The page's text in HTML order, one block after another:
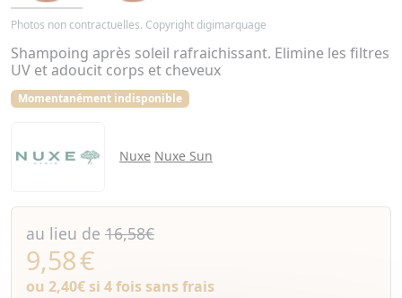
Photos non contractuelles. Copyright digimarquage
Shampoing après soleil rafraichissant. Elimine les filtres
UV et adoucit corps et cheveux
Momentanément indisponible
Nuxe Nuxe Sun
au lieu de 16,58€
9,58€
ou 2,40€ si 4 fois sans frais